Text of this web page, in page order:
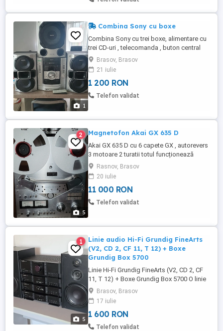
1
Combina Sony cu boxe
Combina Sony cu trei boxe, alimentare cu
trei CD-uri , telecomanda , buton central
volum ,iluminat led , se pot utiliza si
casete, perfecte stare de functionare.
Brasov, Brasov
21 iulie
1 200 RON
Telefon validat
5
2 Magnetofon Akai GX 635 D
Akai GX 635 D cu 6 capete GX , autorevers
3 motoare 2 turatii totul funcționează
perfect mecanic și electronic aspect 9,7
din 10 vine echipat cu rolă cu muzică
disco 80 și una de serviciu ambele role noi
nefolosite Akai și 2 naburi totul este nou și
naburi și role totul este garantat de mine
Rasnov, Brasov
20 iulie
11 000 RON
Telefon validat
5
1
Linie audio Hi-Fi Grundig FineArts
(V2, CD 2, CF 11, T 12) + Boxe
Grundig Box 5700
Linie Hi-Fi Grundig FineArts (V2, CD 2, CF
11, T 12) + Boxe Grundig Box 5700 O linie
audio de colecție, superbă și extrem de
elegantă, din faimoasa gamă premium
Grundig FineArts. Sistemul este ideal
pentru pasionații de sunet analogic cald,
oferind o dinamică excelentă și un design
Brasov, Brasov
17 iulie
1 600 RON
Telefon validat